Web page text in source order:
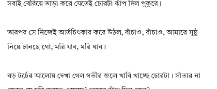
সবাই বেরিয়ে তাড়া করে যেতেই চোরটা ঝাঁপ দিল পুকুরে।
তারপর সে নিজেই আর্তচিৎকার করে উঠল, বাঁচাও, বাঁচাও, আমারে সুষ্ঠু
নিয়ে টানছে গো, মরি যাব, মরি যাব।
বড় টর্চের আলোয় দেখা গেল গভীর জলে খাবি খাচ্ছে চোরটা। সাঁতার না